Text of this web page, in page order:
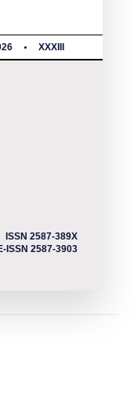
XXXIII
ISSN 2587-389X
ISSN 2587-3903